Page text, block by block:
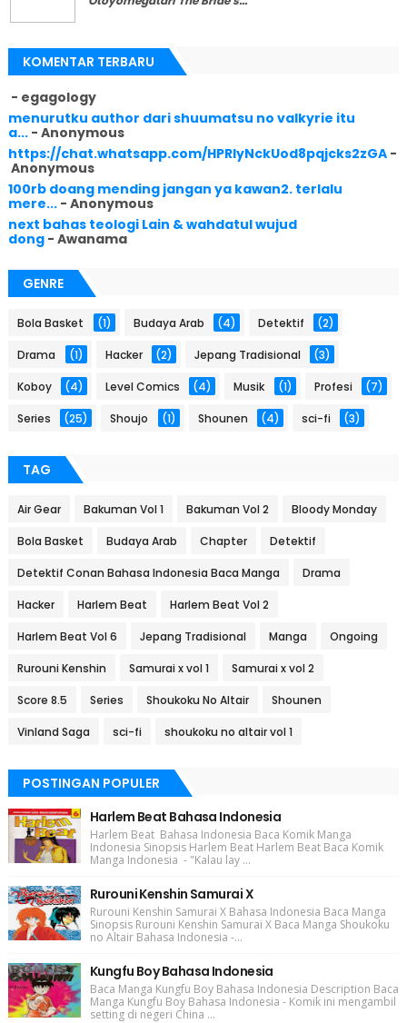
KOMENTAR TERBARU
- egagology
menurutku author dari shuumatsu no valkyrie itu
a...- Anonymous
https://chat.whatsapp.com/HPRlyNckUod8pqjcks2zGA-
Anonymous
100rb doang mending jangan ya kawan2. terlalu
mere...- Anonymous
next bahas teologi Lain & wahdatul wujud
dong- Awanama
GENRE
Bola Basket (1) Budaya Arab (4) Detektif (2)
Drama (1) Hacker (2) Jepang Tradisional (3)
Koboy (4) Level Comics (4) Musik (1) Profesi (7)
Series (25) Shoujo (1) Shounen (4) sci-fi (3)
TAG
Air Gear Bakuman Vol 1 Bakuman Vol 2 Bloody Monday
Bola Basket Budaya Arab Chapter Detektif
Detektif Conan Bahasa Indonesia Baca Manga Drama
Hacker Harlem Beat Harlem Beat Vol 2
Harlem Beat Vol 6 Jepang Tradisional Manga Ongoing
Rurouni Kenshin Samurai x vol 1 Samurai x vol 2
Score 8.5 Series Shoukoku No Altair Shounen
Vinland Saga sci-fi shoukoku no altair vol 1
POSTINGAN POPULER
Harlem Beat Bahasa Indonesia
Harlem Beat Bahasa Indonesia Baca Komik Manga
Indonesia Sinopsis Harlem Beat Harlem Beat Baca Komik
Manga Indonesia - "Kalau lay ...
Rurouni Kenshin Samurai X
Rurouni Kenshin Samurai X Bahasa Indonesia Baca Manga
Sinopsis Rurouni Kenshin Samurai X Baca Manga Shoukoku
no Altair Bahasa Indonesia -...
Kungfu Boy Bahasa Indonesia
Baca Manga Kungfu Boy Bahasa Indonesia Description Baca
Manga Kungfu Boy Bahasa Indonesia - Komik ini mengambil
setting di negeri China ...